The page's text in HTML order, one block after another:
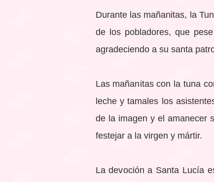
Durante las mañanitas, la
de los pobladores, que
agradeciendo a su santa
Las mañanitas con la tuna
leche y tamales los
de la imagen y el amanecer
festejar a la virgen y mártir.
La devoción a Santa Lucía